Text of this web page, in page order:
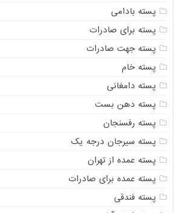
پسته بادامی
پسته برای صادرات
پسته جهت صادرات
پسته خام
پسته دامغانی
پسته دهن بست
پسته رفسنجان
پسته سیرجان درجه یک
پسته عمده از تهران
پسته عمده برای صادرات
پسته فندقی